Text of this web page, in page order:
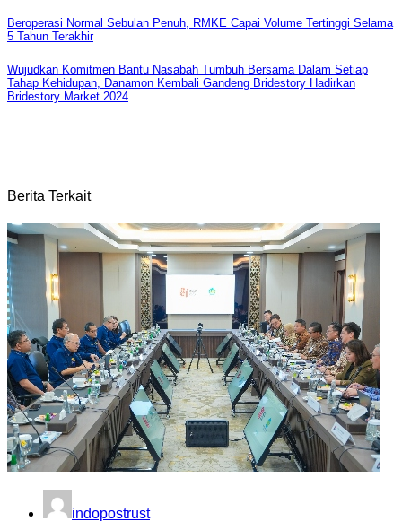
Navigasi
Beroperasi Normal Sebulan Penuh, RMKE Capai Volume Tertinggi Selama
5 Tahun Terakhir
Wujudkan Komitmen Bantu Nasabah Tumbuh Bersama Dalam Setiap
Tahap Kehidupan, Danamon Kembali Gandeng Bridestory Hadirkan
Bridestory Market 2024
Berita Terkait
indopostrust